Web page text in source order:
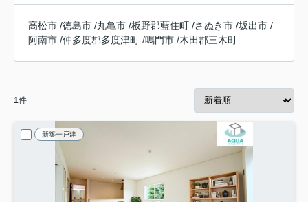
高松市 /徳島市 /丸亀市 /板野郡藍住町 /さぬき市 /坂出市 /
阿南市 /仲多度郡多度津町 /鳴門市 /木田郡三木町
1件
新築一戸建